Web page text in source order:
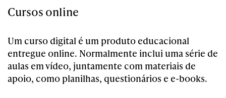
Cursos online
Um curso digital é um produto educacional
entregue online. Normalmente inclui uma série de
aulas em vídeo, juntamente com materiais de
apoio, como planilhas, questionários e e-books.